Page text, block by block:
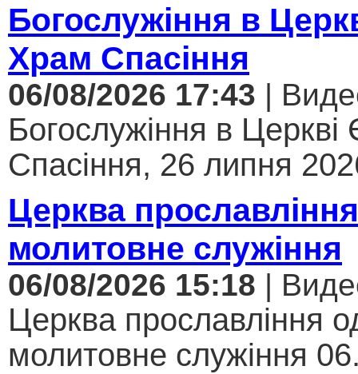
Богослужіння в
Храм Спасіння
06/08/2026 17:43 |
Богослужіння в
Спасіння, 26 липня
Церква
молитовне служіння
06/08/2026 15:18 |
Церква прославління
молитовне служіння